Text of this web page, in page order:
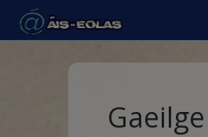
Gaeilge